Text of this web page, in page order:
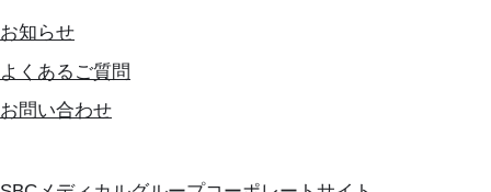
お知らせ
よくあるご質問
お問い合わせ